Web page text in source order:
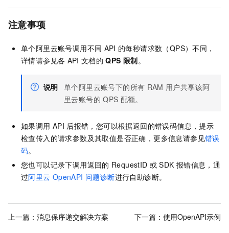
注意事项
单个阿里云账号调用不同 API 的每秒请求数（QPS）不同，
详情请参见各 API 文档的 QPS 限制。
说明 单个阿里云账号下的所有 RAM 用户共享该阿
里云账号的 QPS 配额。
如果调用 API 后报错，您可以根据返回的错误码信息，提示
检查传入的请求参数及其取值是否正确，更多信息请参见错误
码。
您也可以记录下调用返回的 RequestID 或 SDK 报错信息，通
过阿里云 OpenAPI 问题诊断进行自助诊断。
上一篇： 消息保序递交解决方案 下一篇： 使用OpenAPI示例